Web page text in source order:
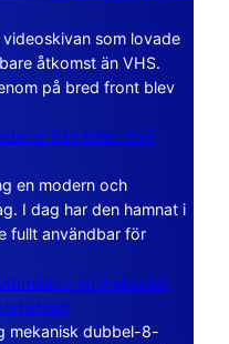
som lovade
åtkomst än VHS.
på bred front blev
från tiden före
en modern och
I dag har den hamnat i
fullt användbar för
– en mekanisk
mekanisk dubbel-8-